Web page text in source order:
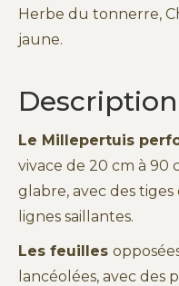
Herbe du tonnerre,
jaune.
Le Millepertuis
vivace de 20 cm à
glabre, avec des
lignes saillantes.
Les feuilles
lancéolées, avec des